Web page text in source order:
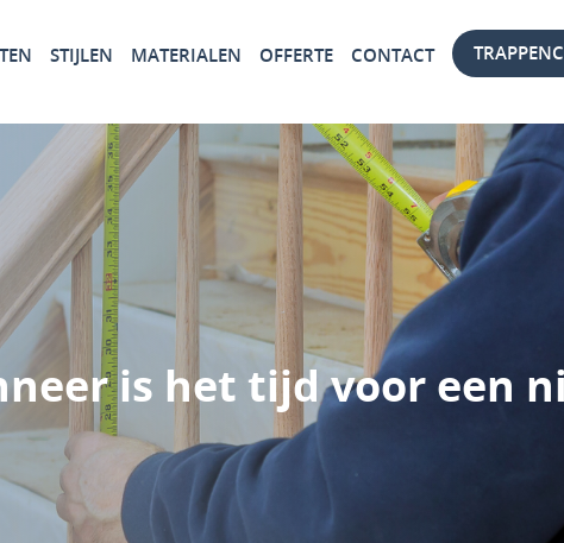
STIJLEN MATERIALEN OFFERTE CONTACT
is het tijd voor een